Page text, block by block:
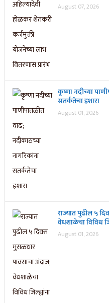
August 07, 2026
कृष्णा नदीच्या
सतर्कतेचा इशारा
August 01, 2026
राज्यात पुढील ५
वेधशाळेचा विविध
August 01, 2026